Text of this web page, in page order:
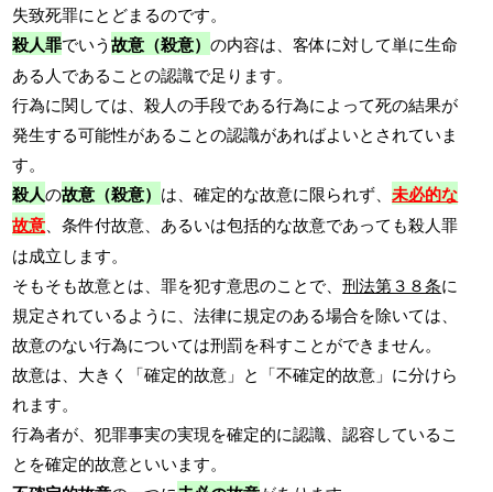
失致死罪にとどまるのです。
殺人罪でいう故意（殺意）の内容は、客体に対して単に生命
ある人であることの認識で足ります。
行為に関しては、殺人の手段である行為によって死の結果が
発生する可能性があることの認識があればよいとされていま
す。
殺人の故意（殺意） は、確定的な故意に限られず、未必的な
故意 、条件付故意、あるいは包括的な故意であっても殺人罪
は成立します。
そもそも故意とは、罪を犯す意思のことで、刑法第３８条に
規定されているように、法律に規定のある場合を除いては、
故意のない行為については刑罰を科すことができません。
故意は、大きく「確定的故意」と「不確定的故意」に分けら
れます。
行為者が、犯罪事実の実現を確定的に認識、認容しているこ
とを確定的故意といいます。